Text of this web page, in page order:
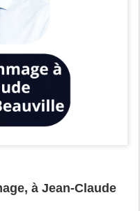
à Jean-Claude